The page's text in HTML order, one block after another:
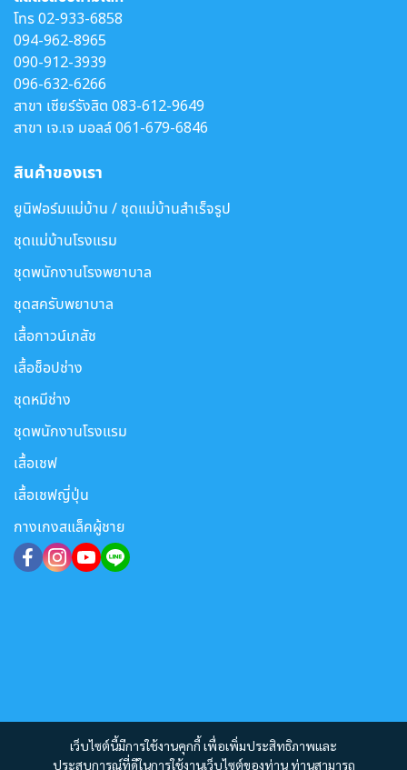
เว็บไซต์นี้มีการใช้งานคุกกี้ เพื่อเพิ่มประสิทธิภาพและ
ประสบการณ์ที่ดีในการใช้งานเว็บไซต์ของท่าน ท่านสามารถ
โทร02-933-6858
094-962-8965
090-912-3939
096-632-6266
สาขา เซียร์รังสิต 083-612-9649
สาขา เจ.เจ มอลล์061-679-6846
สินค้าของเรา
ยูนิฟอร์มแม่บ้าน / ชุดแม่บ้านสำเร็จรูป
ชุดแม่บ้านโรงแรม
ชุดพนักงานโรงพยาบาล
ชุดสครับพยาบาล
เสื้อกาวน์เภสัช
เสื้อช็อปช่าง
ชุดหมีช่าง
ชุดพนักงานโรงแรม
เสื้อเชฟ
เสื้อเชฟญี่ปุ่น
กางเกงสแล็คผู้ชาย